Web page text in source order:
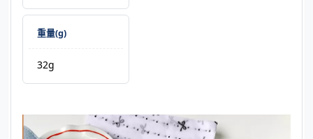
重量(g)
32g